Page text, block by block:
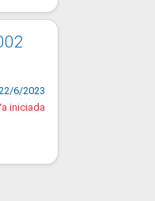
6/2023
iniciada